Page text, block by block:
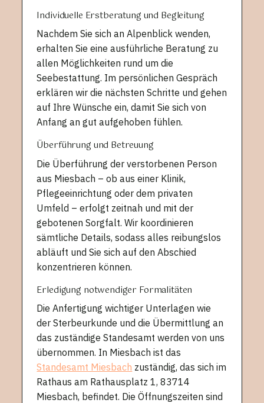
Individuelle Erstberatung und Begleitung
Nachdem Sie sich an Alpenblick wenden,
erhalten Sie eine ausführliche Beratung zu
allen Möglichkeiten rund um die
Seebestattung. Im persönlichen Gespräch
erklären wir die nächsten Schritte und gehen
auf Ihre Wünsche ein, damit Sie sich von
Anfang an gut aufgehoben fühlen.
Überführung und Betreuung
Die Überführung der verstorbenen Person
aus Miesbach – ob aus einer Klinik,
Pflegeeinrichtung oder dem privaten
Umfeld – erfolgt zeitnah und mit der
gebotenen Sorgfalt. Wir koordinieren
sämtliche Details, sodass alles reibungslos
abläuft und Sie sich auf den Abschied
konzentrieren können.
Erledigung notwendiger Formalitäten
Die Anfertigung wichtiger Unterlagen wie
der Sterbeurkunde und die Übermittlung an
das zuständige Standesamt werden von uns
übernommen. In Miesbach ist das
Standesamt Miesbach zuständig, das sich im
Rathaus am Rathausplatz 1, 83714
Miesbach, befindet. Die Öffnungszeiten sind